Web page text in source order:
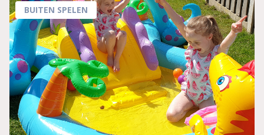
BUITEN SPELEN